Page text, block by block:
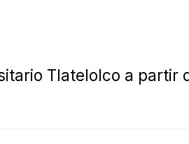
Tlatelolco a partir